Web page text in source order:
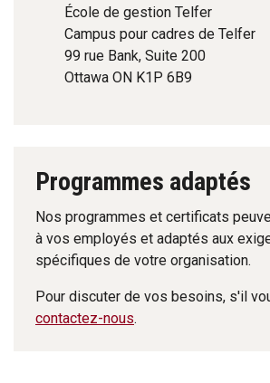
École de gestion Telfer
Campus pour cadres de Telfer
99 rue Bank, Suite 200
Ottawa ON K1P 6B9
Programmes adaptés
Nos programmes et certificats
à vos employés et adaptés aux
spécifiques de votre organisation.
Pour discuter de vos besoins, s'il
contactez-nous.